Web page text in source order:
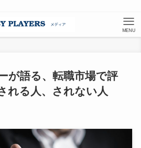
MENU
が語る、転職市場で評
れる人、されない人